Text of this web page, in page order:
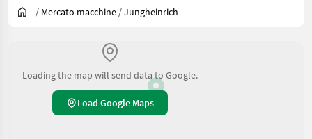
/ Mercato macchine /Jungheinrich
Loading the map will send data to Google.
Load Google Maps